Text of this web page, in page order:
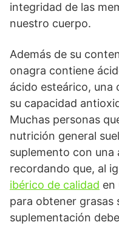
integridad de las
nuestro cuerpo.
Además de su
onagra contiene
ácido esteárico, una
su capacidad
Muchas personas
nutrición general
suplemento con una
recordando que, al
ibérico de calidad en
para obtener grasas
suplementación